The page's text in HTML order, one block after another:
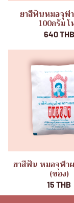
ยาสีฟันหมอจุฬ
100กรัม โ
640 THB
ยาสีฟัน หมอจุฬา
(ซอง)
15 THB